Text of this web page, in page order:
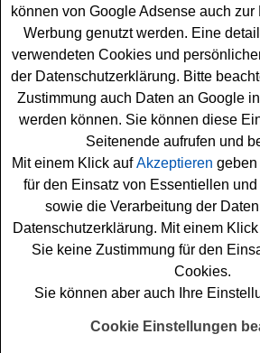
Wer gern eine exklusiveReisenach
möchte, hat bei diesem kostenlosen
Gewinnspiel eine schöne
Lagerfeld verlost eine VIP Paris
- inklusive ShoppingErlebnisund
etwas Glück können Sie diese tolle
gewinnen.
Falls Sie an dem Karl Lagerfeld
teilnehmen möchten, müssen Sie
abonnieren. Vielleicht haben Sie ja
drücken wir schon einmal fest die
Karl Lagerfeld verlost eine
Paris Reise
können von Google Adsense auch
Werbung genutzt werden. Eine
verwendeten Cookies und
der Datenschutzerklärung. Bitte
Zustimmung auch Daten an Google
werden können. Sie können diese
Seitenende aufrufen und
Mit einem Klick aufAkzeptieren
für den Einsatz von Essentiellen
sowie die Verarbeitung der
Datenschutzerklärung. Mit einem
Sie keine Zustimmung für den
Cookies.
Sie können aber auch Ihre
Cookie Einstellungen